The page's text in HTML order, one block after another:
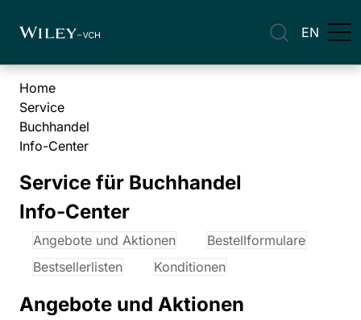
EN
Home
Service
Buchhandel
Info-Center
Service für Buchhandel
Info-Center
Angebote und Aktionen
Bestellformulare
Bestsellerlisten
Konditionen
Angebote und Aktionen